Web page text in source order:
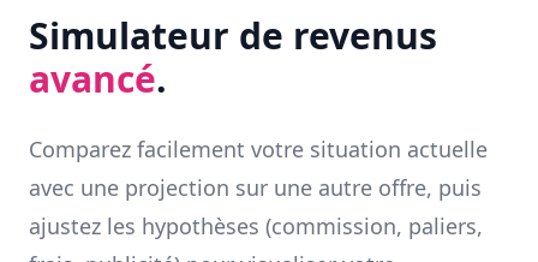
Simulateur de revenus
avancé.
Comparez facilement votre situation actuelle
avec une projection sur une autre offre, puis
ajustez les hypothèses (commission, paliers,